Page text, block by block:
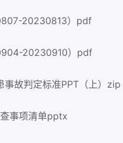
20230813）pdf
20230910）pdf
故判定标准PPT（上）zip
事项清单pptx